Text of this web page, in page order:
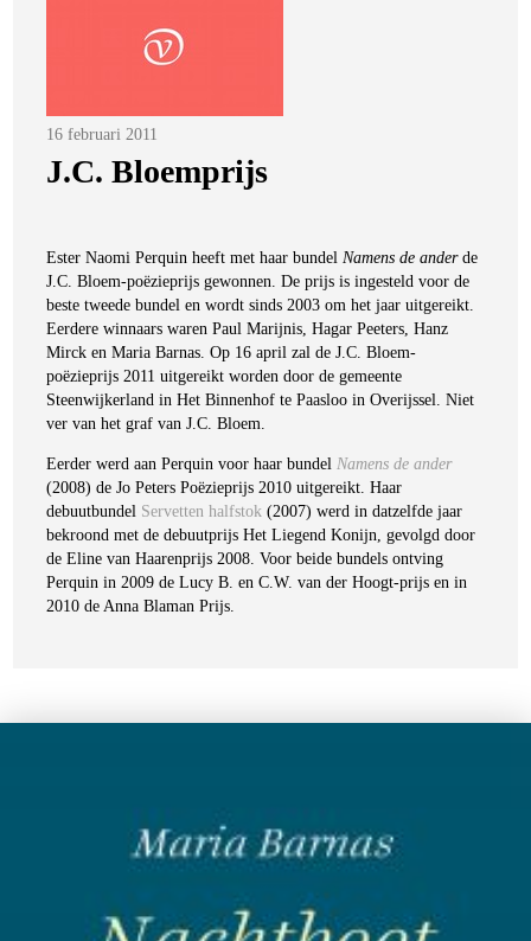
Posted
on
16 februari 2011
J.C. Bloemprijs
Ester Naomi Perquin heeft met haar bundelNamens de anderde
J.C. Bloem-poëzieprijs gewonnen. De prijs is ingesteld voor de
beste tweede bundel en wordt sinds 2003 om het jaar uitgereikt.
Eerdere winnaars waren Paul Marijnis, Hagar Peeters, Hanz
Mirck en Maria Barnas. Op 16 april zal de J.C. Bloem-
poëzieprijs 2011 uitgereikt worden door de gemeente
Steenwijkerland in Het Binnenhof te Paasloo in Overijssel. Niet
ver van het graf van J.C. Bloem.
Eerder werd aan Perquin voor haar bundelNamens de ander
(2008) de Jo Peters Poëzieprijs 2010 uitgereikt. Haar
debuutbundel Servetten halfstok (2007) werd in datzelfde jaar
bekroond met de debuutprijs Het Liegend Konijn, gevolgd door
de Eline van Haarenprijs 2008. Voor beide bundels ontving
Perquin in 2009 de Lucy B. en C.W. van der Hoogt-prijs en in
2010 de Anna Blaman Prijs.